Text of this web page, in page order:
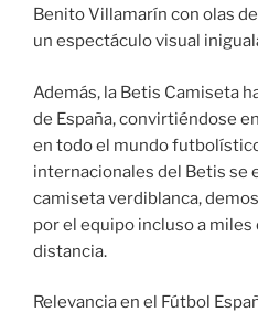
Benito Villamarín con olas
un espectáculo visual
Además, la Betis Camiseta
de España, convirtiéndose
en todo el mundo
internacionales del Betis se
camiseta verdiblanca,
por el equipo incluso a
distancia.
Relevancia en el Fútbol